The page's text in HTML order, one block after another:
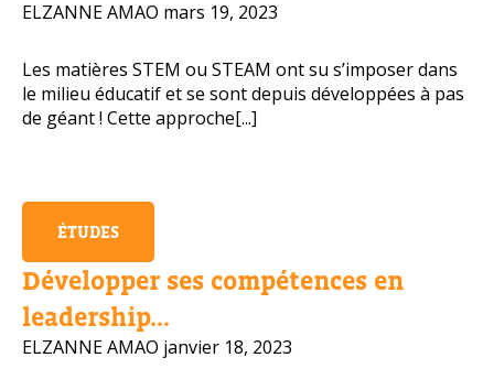
ELZANNE AMAO mars 19, 2023
Les matières STEM ou STEAM ont su s’imposer dans
le milieu éducatif et se sont depuis développées à pas
de géant ! Cette approche[...]
ÉTUDES
Développer ses compétences en
leadership...
ELZANNE AMAO janvier 18, 2023